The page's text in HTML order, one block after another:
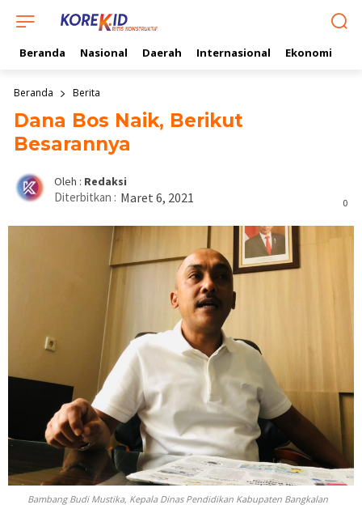
Beranda Nasional Daerah Internasional Ekonomi
Beranda Berita
Dana Bos Naik, Berikut
Besarannya
Oleh : Redaksi
0
Diterbitkan : Maret 6, 2021
Bambang Budi Mustika, Kepala Dinas Pendidikan Kabupaten Bangkalan